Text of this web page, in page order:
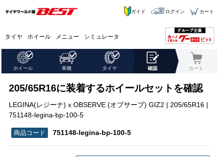
タイヤ ホイール メニュー シミュレータ
ガイド ログイン カート
ホイール 車種 タイヤ 確認 カート
205/65R16に装着するホイールセットを確認
LEGINA(レジーナ) x OBSERVE (オブサーブ) GIZ2 | 205/65R16 |
751148-legina-bp-100-5
751148-legina-bp-100-5